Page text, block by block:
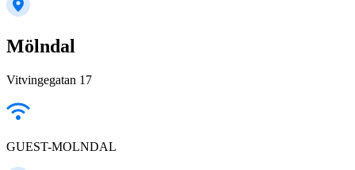
Mölndal
Vitvingegatan 17
GUEST-MOLNDAL